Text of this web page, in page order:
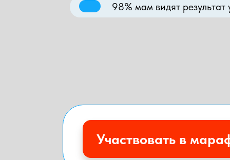
98% мам видят
Участвовать в